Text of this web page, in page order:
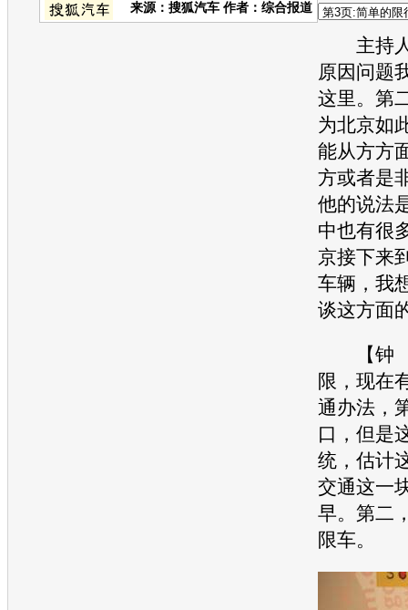
来源： 搜狐汽车 作者：综合报道
主持人
原因问题
这里。第
为北京如
能从方方
方或者是
他的说法
中也有很
京接下来
车辆，我
谈这方面
【钟
限，现在
通办法，
口，但是
统，估计
交通这一
早。第二
限车。